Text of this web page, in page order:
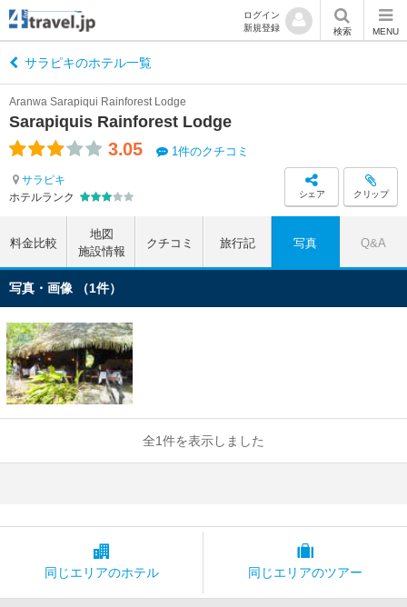
ログイン
新規登録
検索 MENU
サラピキのホテル一覧
Sarapiquis Rainforest Lodge
Aranwa Sarapiqui Rainforest Lodge
3.05 1件のクチコミ
サラピキ
ホテルランク
シェア クリップ
料金比較
地図
施設情報
クチコミ 旅行記 写真 Q&A
写真・画像 （1件）
全1件を表示しました
同じエリアのホテル 同じエリアのツアー